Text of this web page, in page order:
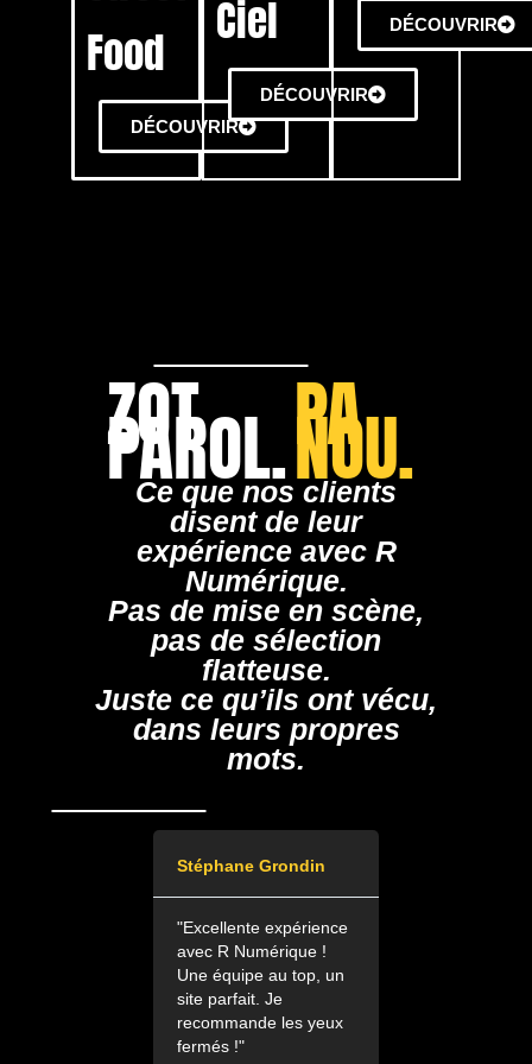
Food
DÉCOUVRIR
Ciel
DÉCOUVRIR
DÉCOUVRIR
ZOT
PAROL.PA
NOU.
Ce que nos clients
disent de leur
expérience avec R
Numérique.
Pas de mise en scène,
pas de sélection
flatteuse.
Juste ce qu’ils ont vécu,
dans leurs propres
mots.
Stéphane Grondin
"Excellente expérience
avec R Numérique !
Une équipe au top, un
site parfait. Je
recommande les yeux
fermés !"